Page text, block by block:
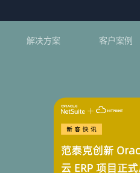
解决方案 客户案例